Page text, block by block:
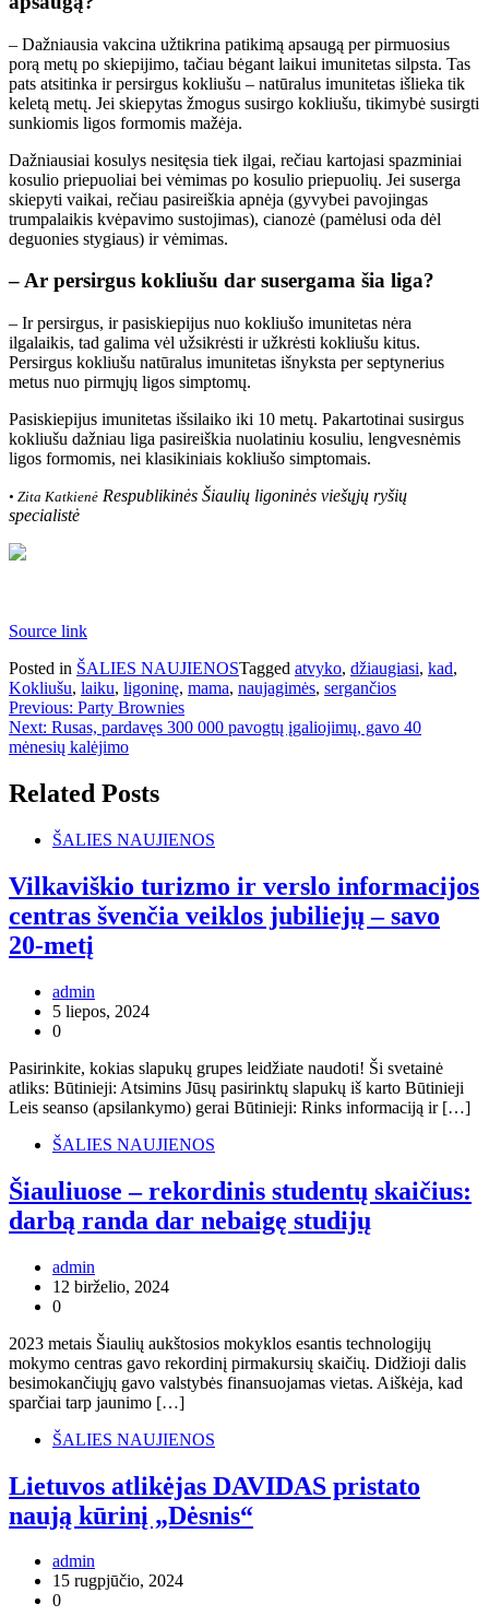
– Dažniausia vakcina užtikrina patikimą apsaugą per pirmuosius
porą metų po skiepijimo, tačiau bėgant laikui imunitetas silpsta. Tas
pats atsitinka ir persirgus kokliušu – natūralus imunitetas išlieka tik
keletą metų. Jei skiepytas žmogus susirgo kokliušu, tikimybė susirgti
sunkiomis ligos formomis mažėja.
Dažniausiai kosulys nesitęsia tiek ilgai, rečiau kartojasi spazminiai
kosulio priepuoliai bei vėmimas po kosulio priepuolių. Jei suserga
skiepyti vaikai, rečiau pasireiškia apnėja (gyvybei pavojingas
trumpalaikis kvėpavimo sustojimas), cianozė (pamėlusi oda dėl
deguonies stygiaus) ir vėmimas.
– Ar persirgus kokliušu dar susergama šia liga?
– Ir persirgus, ir pasiskiepijus nuo kokliušo imunitetas nėra
ilgalaikis, tad galima vėl užsikrėsti ir užkrėsti kokliušu kitus.
Persirgus kokliušu natūralus imunitetas išnyksta per septynerius
metus nuo pirmųjų ligos simptomų.
Pasiskiepijus imunitetas išsilaiko iki 10 metų. Pakartotinai susirgus
kokliušu dažniau liga pasireiškia nuolatiniu kosuliu, lengvesnėmis
ligos formomis, nei klasikiniais kokliušo simptomais.
• Zita Katkienė Respublikinės Šiaulių ligoninės viešųjų ryšių
specialistė
Source link
Posted in ŠALIES NAUJIENOSTagged atvyko, džiaugiasi, kad,
Kokliušu, laiku, ligoninę, mama, naujagimės, sergančios
Navigacija
tarp
Previous: Party Brownies
Next: Rusas, pardavęs 300 000 pavogtų įgaliojimų, gavo 40
mėnesių kalėjimo
Related Posts
ŠALIES NAUJIENOS
Vilkaviškio turizmo ir verslo informacijos
centras švenčia veiklos jubiliejų – savo
20-metį
admin
5 liepos, 2024
0
Pasirinkite, kokias slapukų grupes leidžiate naudoti! Ši svetainė
atliks: Būtinieji: Atsimins Jūsų pasirinktų slapukų iš karto Būtinieji
Leis seanso (apsilankymo) gerai Būtinieji: Rinks informaciją ir […]
ŠALIES NAUJIENOS
Šiauliuose – rekordinis studentų skaičius:
darbą randa dar nebaigę studijų
admin
12 birželio, 2024
0
2023 metais Šiaulių aukštosios mokyklos esantis technologijų
mokymo centras gavo rekordinį pirmakursių skaičių. Didžioji dalis
besimokančiųjų gavo valstybės finansuojamas vietas. Aiškėja, kad
sparčiai tarp jaunimo […]
ŠALIES NAUJIENOS
Lietuvos atlikėjas DAVIDAS pristato
naują kūrinį „Dėsnis“
admin
15 rugpjūčio, 2024
0